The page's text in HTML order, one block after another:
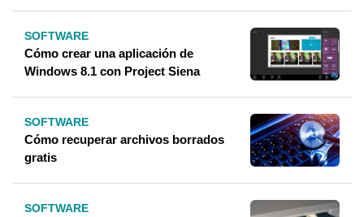
SOFTWARE
Cómo crear una aplicación de
Windows 8.1 con Project Siena
SOFTWARE
Cómo recuperar archivos borrados
gratis
SOFTWARE